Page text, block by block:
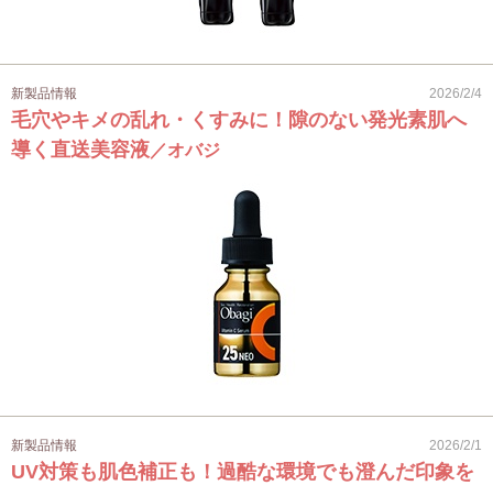
新製品情報 2026/2/4
毛穴やキメの乱れ・くすみに！隙のない発光素肌へ
導く直送美容液／オバジ
新製品情報 2026/2/1
UV対策も肌色補正も！過酷な環境でも澄んだ印象を